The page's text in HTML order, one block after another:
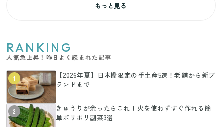
もっと見る
RANKING
人気急上昇！昨日よく読まれた記事
1
【2026年夏】日本橋限定の手土産5選！老舗から新ブ
ランドまで
2
きゅうりが余ったらこれ！火を使わずすぐ作れる簡
単ポリポリ副菜3選